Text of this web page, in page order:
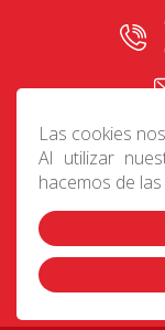
Las cookies
Al utilizar
hacemos de
Contacto
Preguntas